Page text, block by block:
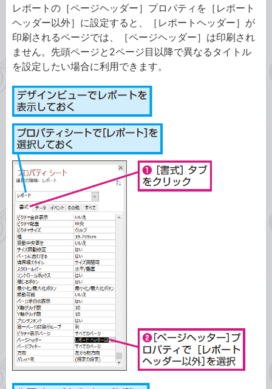
レポートの［ページヘッダー］プロパティを［レポート
ヘッダー以外］に設定すると、［レポートヘッダー］が
印刷されるページでは、［ページヘッダー］は印刷され
ません。先頭ページと2ページ目以降で異なるタイトル
を設定したい場合に利用できます。